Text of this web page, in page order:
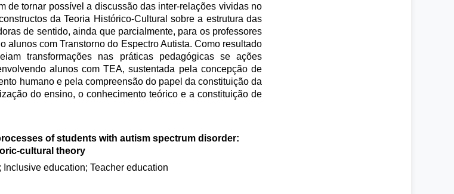
de tornar possível a discussão das inter-relações vividas no
da Teoria Histórico-Cultural sobre a estrutura das
de sentido, ainda que parcialmente, para os professores
com Transtorno do Espectro Autista. Como resultado
transformações nas práticas pedagógicas se ações
alunos com TEA, sustentada pela concepção de
humano e pela compreensão do papel da constituição da
do ensino, o conhecimento teórico e a constituição de
of students with autism spectrum disorder:
cultural theory
education; Teacher education